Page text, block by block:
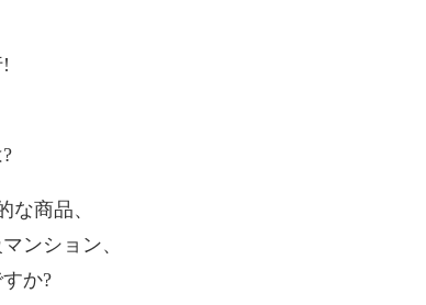
商品、
ンション、
か?